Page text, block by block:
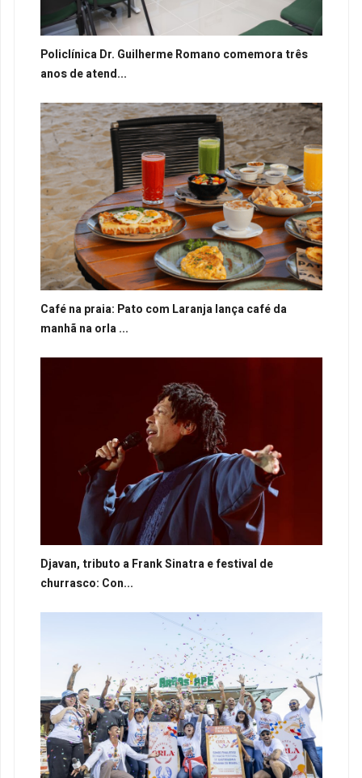
Policlínica Dr. Guilherme Romano comemora três
anos de atend...
Café na praia: Pato com Laranja lança café da
manhã na orla ...
Djavan, tributo a Frank Sinatra e festival de
churrasco: Con...